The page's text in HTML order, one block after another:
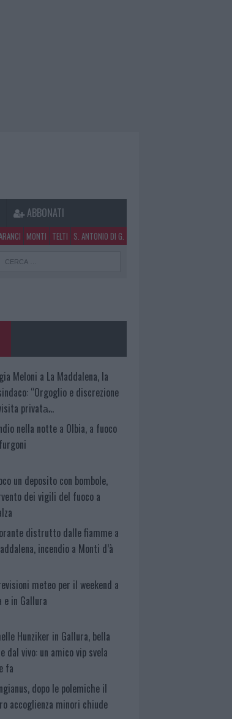
ABBONATI
MONTI TELTI S. ANTONIO DI G.
Meloni a La Maddalena, la
“Orgoglio e discrezione
privata̶…
nella notte a Olbia, a fuoco
un deposito con bombole,
dei vigili del fuoco a
distrutto dalle fiamme a
incendio a Monti d’à
meteo per il weekend a
e in Gallura
Hunziker in Gallura, bella
dal vivo: un amico vip svela
fa
dopo le polemiche il
accoglienza minori chiude